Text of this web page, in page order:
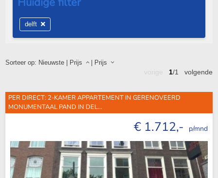
Sorteer op: Nieuwste| Prijs | Prijs
1/1volgende
PER DIRECT: 2-KAMER APPARTEMENT IN GERENOVEERD
MONUMENTAAL PAND IN DEL...
€ 1.712,- p/mnd
delft